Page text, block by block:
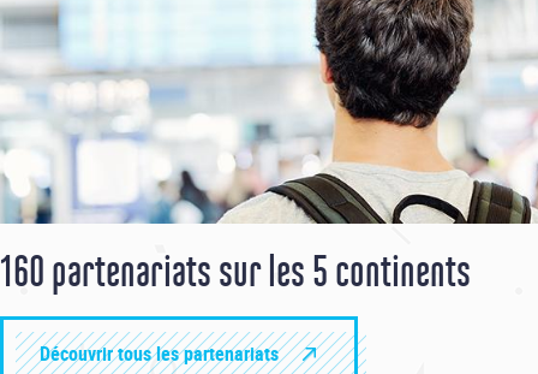
160 partenariats sur les 5 continents
Découvrir tous les partenariats